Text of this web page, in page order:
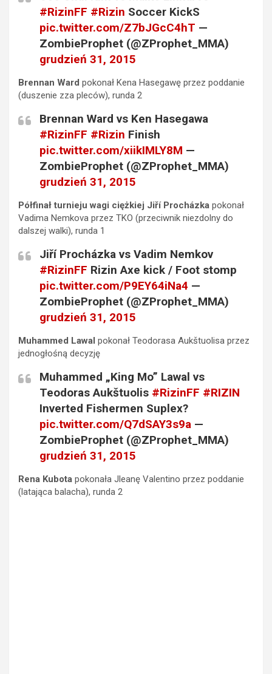
#RizinFF #Rizin Soccer KickS
pic.twitter.com/Z7bJGcC4hT —
ZombieProphet (@ZProphet_MMA)
grudzień 31, 2015
Brennan Ward pokonał Kena Hasegawę przez poddanie
(duszenie zza pleców), runda 2
Brennan Ward vs Ken Hasegawa
#RizinFF #Rizin Finish
pic.twitter.com/xiikIMLY8M —
ZombieProphet (@ZProphet_MMA)
grudzień 31, 2015
Półfinał turnieju wagi ciężkiej Jiří Procházka pokonał
Vadima Nemkova przez TKO (przeciwnik niezdolny do
dalszej walki), runda 1
Jiří Procházka vs Vadim Nemkov
#RizinFF Rizin Axe kick / Foot stomp
pic.twitter.com/P9EY64iNa4 —
ZombieProphet (@ZProphet_MMA)
grudzień 31, 2015
Muhammed Lawal pokonał Teodorasa Aukštuolisa przez
jednogłośną decyzję
Muhammed „King Mo” Lawal vs
Teodoras Aukštuolis #RizinFF #RIZIN
Inverted Fishermen Suplex?
pic.twitter.com/Q7dSAY3s9a —
ZombieProphet (@ZProphet_MMA)
grudzień 31, 2015
Rena Kubota pokonała Jleanę Valentino przez poddanie
(latająca balacha), runda 2